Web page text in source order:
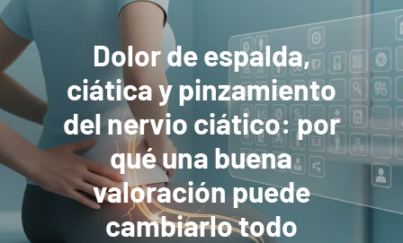
Dolor de espalda,
ciática y pinzamiento
del nervio ciático: por
qué una buena
valoración puede
cambiarlo todo